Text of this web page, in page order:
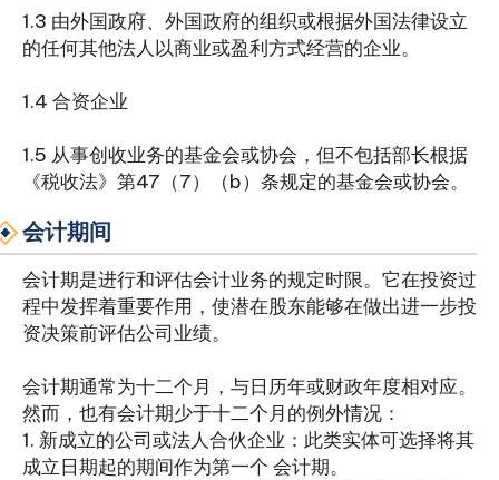
1.3 由外国政府、外国政府的组织或根据外国法律设立
的任何其他法人以商业或盈利方式经营的企业。
1.4 合资企业
1.5 从事创收业务的基金会或协会，但不包括部长根据
《税收法》第47（7）（b）条规定的基金会或协会。
会计期间
会计期是进行和评估会计业务的规定时限。它在投资过
程中发挥着重要作用，使潜在股东能够在做出进一步投
资决策前评估公司业绩。
会计期通常为十二个月，与日历年或财政年度相对应。
然而，也有会计期少于十二个月的例外情况：
1. 新成立的公司或法人合伙企业：此类实体可选择将其
成立日期起的期间作为第一个 会计期。